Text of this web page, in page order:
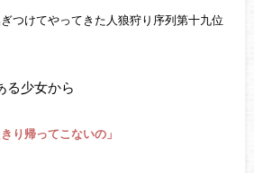
つけてやってきた人狼狩り序列第十九位
る少女から
り帰ってこないの」